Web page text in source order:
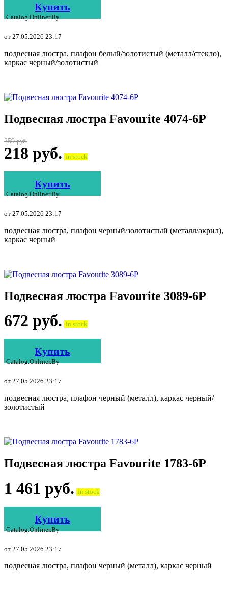
Купить
Catalog.onliner.by
от 27.05.2026 23:17
подвесная люстра, плафон белый/золотистый (металл/стекло),
каркас черный/золотистый
Подвесная люстра Favourite 4074-6P
259руб.
218 руб. in stock
Купить
Catalog.onliner.by
от 27.05.2026 23:17
подвесная люстра, плафон черный/золотистый (металл/акрил),
каркас черный
Подвесная люстра Favourite 3089-6P
672 руб. in stock
Купить
Catalog.onliner.by
от 27.05.2026 23:17
подвесная люстра, плафон черный (металл), каркас черный/
золотистый
Подвесная люстра Favourite 1783-6P
1 461 руб. in stock
Купить
Catalog.onliner.by
от 27.05.2026 23:17
подвесная люстра, плафон черный (металл), каркас черный